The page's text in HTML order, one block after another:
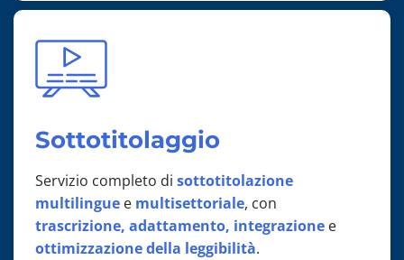
Sottotitolaggio
Servizio completo di sottotitolazione
multilingue e multisettoriale, con
trascrizione, adattamento, integrazione e
ottimizzazione della leggibilità.